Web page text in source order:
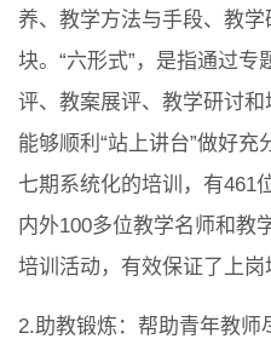
养、教学方法与手段、教
块。“六形式”，是指通过
评、教案展评、教学研讨
能够顺利“站上讲台”做好
七期系统化的培训，有461
内外100多位教学名师和教
培训活动，有效保证了上岗
2.助教锻炼：帮助青年教师